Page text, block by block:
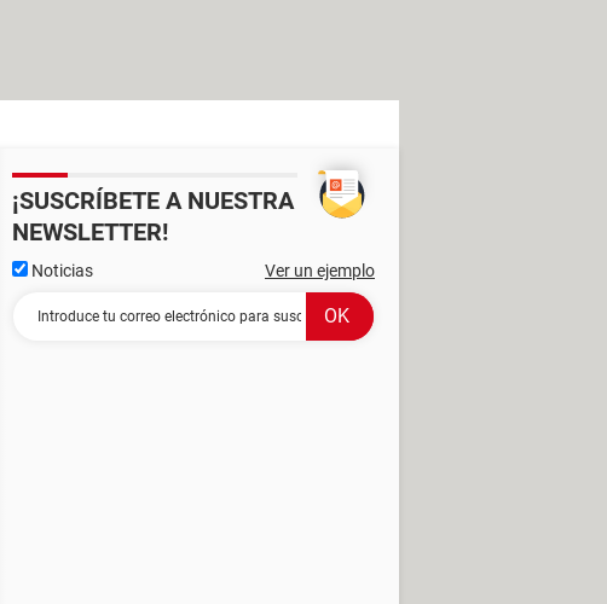
¡SUSCRÍBETE A NUESTRA
NEWSLETTER!
Noticias Ver un ejemplo